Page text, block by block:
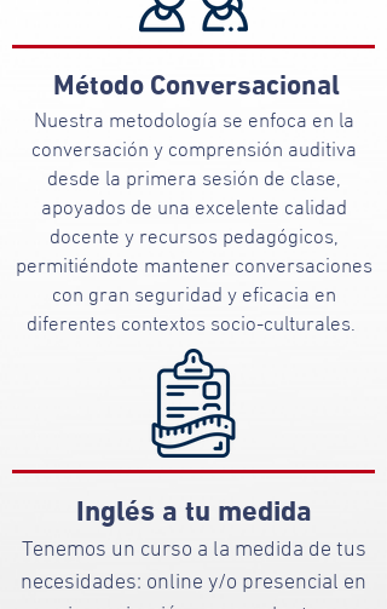
Método Conversacional
Nuestra metodología se enfoca en la
conversación y comprensión auditiva
desde la primera sesión de clase,
apoyados de una excelente calidad
docente y recursos pedagógicos,
permitiéndote mantener conversaciones
con gran seguridad y eficacia en
diferentes contextos socio-culturales.
Inglés a tu medida
Tenemos un curso a la medida de tus
necesidades: online y/o presencial en